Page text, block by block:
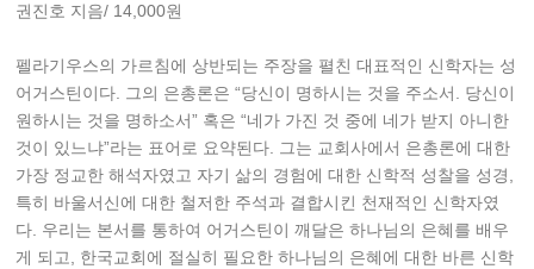
권진호 지음/ 14,000원
펠라기우스의 가르침에 상반되는 주장을 펼친 대표적인 신학자는 성
어거스틴이다. 그의 은총론은 “당신이 명하시는 것을 주소서. 당신이
원하시는 것을 명하소서” 혹은 “네가 가진 것 중에 네가 받지 아니한
것이 있느냐”라는 표어로 요약된다. 그는 교회사에서 은총론에 대한
가장 정교한 해석자였고 자기 삶의 경험에 대한 신학적 성찰을 성경,
특히 바울서신에 대한 철저한 주석과 결합시킨 천재적인 신학자였
다. 우리는 본서를 통하여 어거스틴이 깨달은 하나님의 은혜를 배우
게 되고, 한국교회에 절실히 필요한 하나님의 은혜에 대한 바른 신학